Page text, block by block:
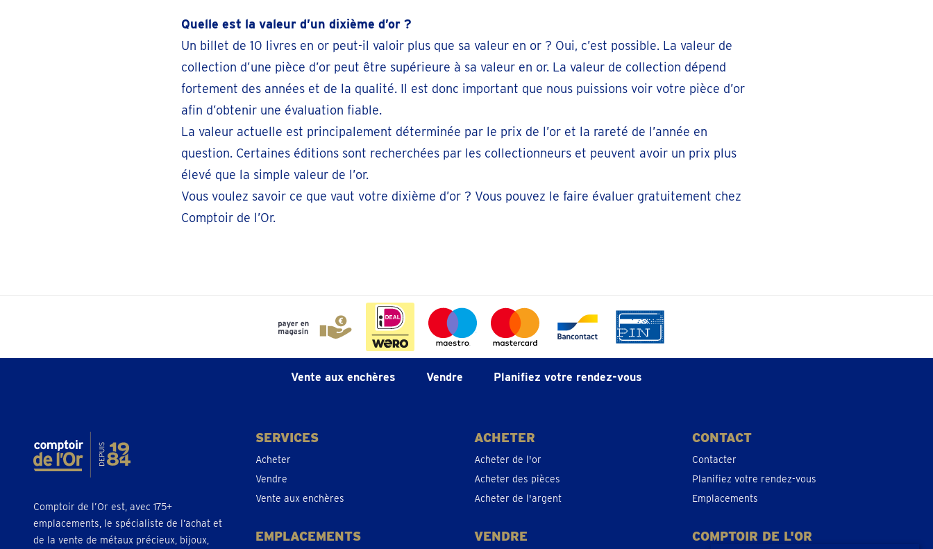
téléphoner +3289391549
Prendre un rendez-vous
Hoefijzerlaan 51
• vendredi pour 09:30
téléphoner 050 - 34 67 46
Prendre un rendez-vous
téléphoner 05 228 01 44
Prendre un rendez-vous
Prendre un rendez-vous
Ninoofsesteenweg 142
Fermé• vendredi pour 09:30
téléphoner 028-941347
Quelle est la valeur d’un dixième d’or ?
Un billet de 10 livres en or peut-il valoir plus que sa valeur en or ? Oui, c’est possible. La valeur de
collection d’une pièce d’or peut être supérieure à sa valeur en or. La valeur de collection dépend
fortement des années et de la qualité. Il est donc important que nous puissions voir votre pièce d’or
afin d’obtenir une évaluation fiable.
La valeur actuelle est principalement déterminée par le prix de l’or et la rareté de l’année en
question. Certaines éditions sont recherchées par les collectionneurs et peuvent avoir un prix plus
élevé que la simple valeur de l’or.
Vous voulez savoir ce que vaut votre dixième d’or ? Vous pouvez le faire évaluer gratuitement chez
Comptoir de l’Or.
Vente aux enchères Vendre Planifiez votre rendez-vous
Comptoir de l’Or est, avec 175+
emplacements, le spécialiste de l’achat et
de la vente de métaux précieux, bijoux,
SERVICES
Acheter
Vendre
Vente aux enchères
EMPLACEMENTS
ACHETER
Acheter de l'or
Acheter des pièces
Acheter de l'argent
VENDRE
CONTACT
Contacter
Planifiez votre rendez-vous
Emplacements
COMPTOIR DE L'OR